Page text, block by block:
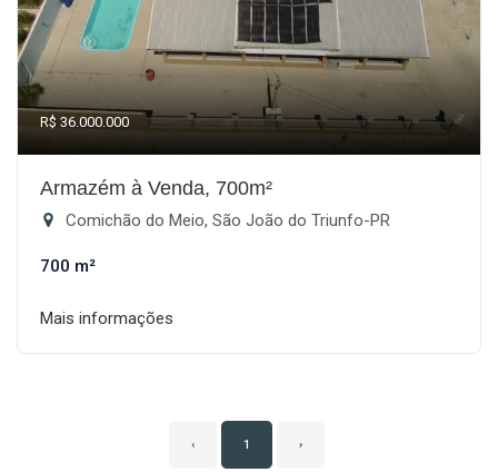
R$ 36.000.000
Armazém à Venda, 700m²
Comichão do Meio, São João do Triunfo-PR
700 m²
Mais informações
‹ 1 ›